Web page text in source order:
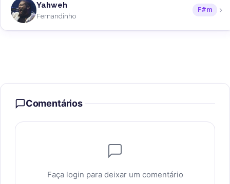
Yahweh
Fernandinho
F#m
Comentários
Faça login para deixar um comentário